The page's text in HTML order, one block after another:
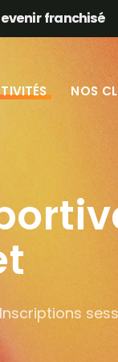
franchisé
NOS
Inscriptions